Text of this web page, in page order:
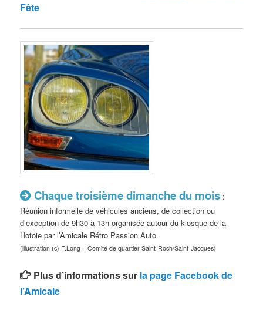
Fête
Chaque troisième dimanche du mois :
Réunion informelle de véhicules anciens, de collection ou
d’exception de 9h30 à 13h organisée autour du kiosque de la
Hotoie par l’Amicale Rétro Passion Auto.
(illustration (c) F.Long – Comité de quartier Saint-Roch/Saint-Jacques)
Plus d’informations sur la page Facebook de
l’Amicale